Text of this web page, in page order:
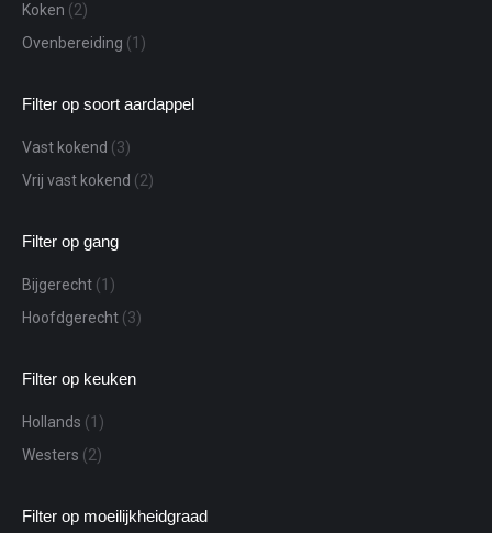
Koken (2)
Ovenbereiding (1)
Filter op soort aardappel
Vast kokend (3)
Vrij vast kokend (2)
Filter op gang
Bijgerecht (1)
Hoofdgerecht (3)
Filter op keuken
Hollands (1)
Westers (2)
Filter op moeilijkheidgraad